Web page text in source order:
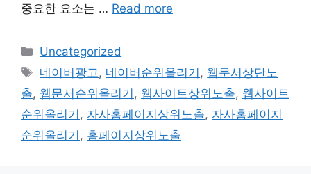
중요한 요소는 … Read more
Categories
Uncategorized
Tags
네이버광고 , 네이버순위올리기 , 웹문서상단노
출, 웹문서순위올리기 , 웹사이트상위노출, 웹사이트
순위올리기 , 자사홈페이지상위노출, 자사홈페이지
순위올리기 , 홈페이지상위노출